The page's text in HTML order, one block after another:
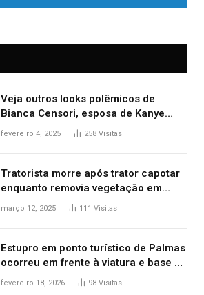
Veja outros looks polêmicos de
Bianca Censori, esposa de Kanye
West que apareceu nua no Grammy
fevereiro 4, 2025 258 Visitas
Tratorista morre após trator capotar
enquanto removia vegetação em
ribanceira de rodovia
março 12, 2025 111 Visitas
Estupro em ponto turístico de Palmas
ocorreu em frente à viatura e base de
segurança; polícia investiga
fevereiro 18, 2026 98 Visitas